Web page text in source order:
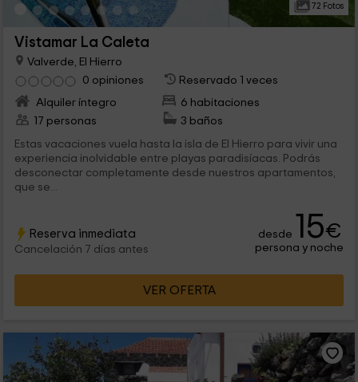
72 Fotos
Vistamar La Caleta
Valverde, El Hierro
0 opiniones
Reservado 1 veces
Alquiler íntegro
6 habitaciones
17 personas
3 baños
Estas vacaciones vuela hasta la isla de El Hierro para vivir una
experiencia inolvidable entre playas paradisíacas. Podrás
desconectar completamente desde nuestros apartamentos,
que se...
Reserva inmediata
Cancelación 7 días antes
desde 15€
persona y noche
VER OFERTA